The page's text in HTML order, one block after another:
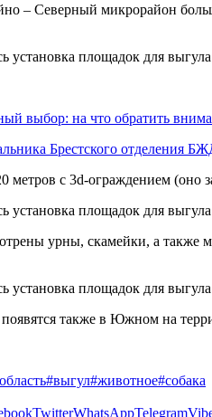
– Северный микрорайон
выбор: на что обратить
Брестского отделения
с 3d-ограждением (оно
урны, скамейки, а
также в Южном на
#выгул#животное#собака
TwitterWhatsAppTelegram